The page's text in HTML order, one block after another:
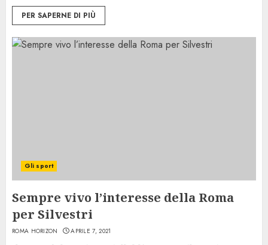
PER SAPERNE DI PIÙ
Gli sport
Sempre vivo l’interesse della Roma
per Silvestri
ROMA HORIZON APRILE 7, 2021